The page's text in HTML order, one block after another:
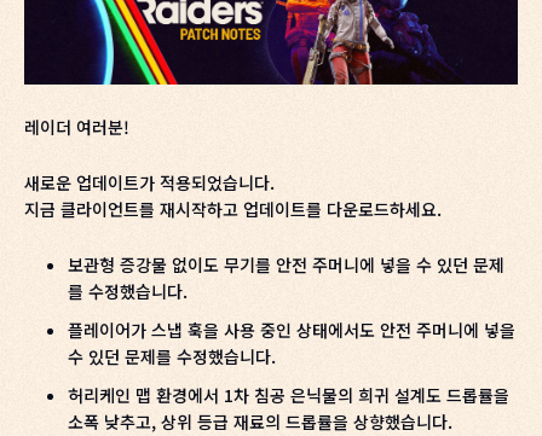
레이더 여러분!
새로운 업데이트가 적용되었습니다.
지금 클라이언트를 재시작하고 업데이트를 다운로드하세요.
보관형 증강물 없이도 무기를 안전 주머니에 넣을 수 있던 문제
를 수정했습니다.
플레이어가 스냅 훅을 사용 중인 상태에서도 안전 주머니에 넣을
수 있던 문제를 수정했습니다.
허리케인 맵 환경에서 1차 침공 은닉물의 희귀 설계도 드롭률을
소폭 낮추고, 상위 등급 재료의 드롭률을 상향했습니다.